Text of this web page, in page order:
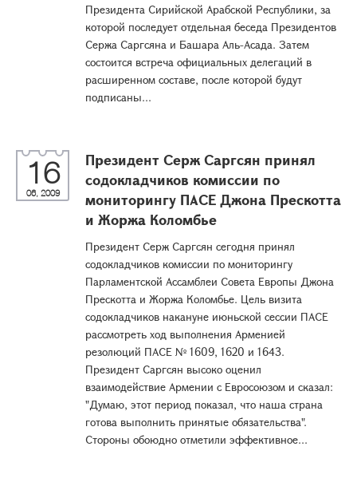
Президента Сирийской Арабской Республики, за
которой последует отдельная беседа Президентов
Сержа Саргсяна и Башара Аль-Асада. Затем
состоится встреча официальных делегаций в
расширенном составе, после которой будут
подписаны...
16
06, 2009
Президент Серж Саргсян принял
содокладчиков комиссии по
мониторингу ПАСЕ Джона Прескотта
и Жоржа Коломбье
Президент Серж Саргсян сегодня принял
содокладчиков комиссии по мониторингу
Парламентской Ассамблеи Совета Европы Джона
Прескотта и Жоржа Коломбье. Цель визита
содокладчиков накануне июньской сессии ПАСЕ
рассмотреть ход выполнения Арменией
резолюций ПАСЕ № 1609, 1620 и 1643.
Президент Саргсян высоко оценил
взаимодействие Армении с Евросоюзом и сказал:
"Думаю, этот период показал, что наша страна
готова выполнить принятые обязательства".
Стороны обоюдно отметили эффективное...